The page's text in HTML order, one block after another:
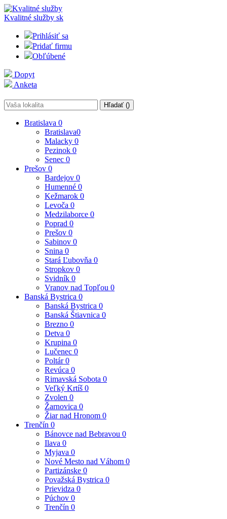
Kvalitné služby sk
Prihlásiť sa
Pridať firmu
Obľúbené
Dopyt
Anketa
Hľadať ()
Bratislava 0
Bratislava0
Malacky 0
Pezinok 0
Senec 0
Prešov 0
Bardejov 0
Humenné 0
Kežmarok 0
Levoča 0
Medzilaborce 0
Poprad 0
Prešov 0
Sabinov 0
Snina 0
Stará Ľubovňa 0
Stropkov 0
Svidník 0
Vranov nad Topľou 0
Banská Bystrica 0
Banská Bystrica 0
Banská Štiavnica 0
Brezno 0
Detva 0
Krupina 0
Lučenec 0
Poltár0
Revúca 0
Rimavská Sobota 0
Veľký Krtíš 0
Zvolen 0
Žarnovica 0
Žiar nad Hronom 0
Trenčín 0
Bánovce nad Bebravou 0
Ilava 0
Myjava 0
Nové Mesto nad Váhom 0
Partizánske 0
Považská Bystrica 0
Prievidza 0
Púchov 0
Trenčín 0